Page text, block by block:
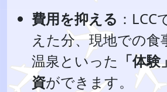
費用を抑える ：
えた分、現地での食
温泉といった 「体
資ができます。